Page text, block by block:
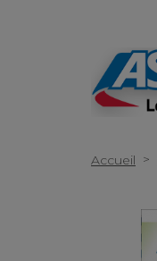
Accueil >